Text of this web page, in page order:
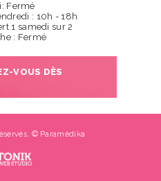
Fermé
: 10h - 18h
1 samedi sur 2
: Fermé
VOUS DÈS
© Paramédika